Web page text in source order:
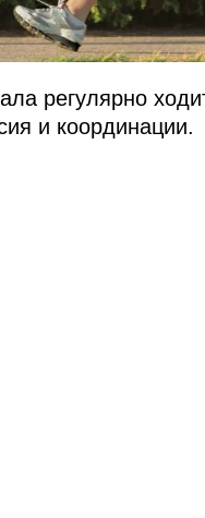
регулярно
и координации.